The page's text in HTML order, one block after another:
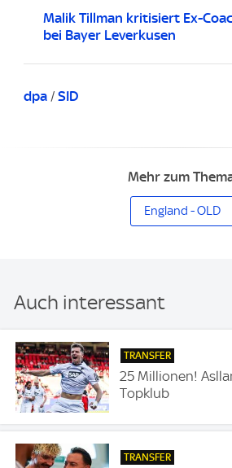
Malik Tillman kritisiert Ex-
bei Bayer Leverkusen
dpa / SID
Mehr zum
England - OLD
Auch interessant
TRANSFER
25 Millionen!
Topklub
TRANSFER